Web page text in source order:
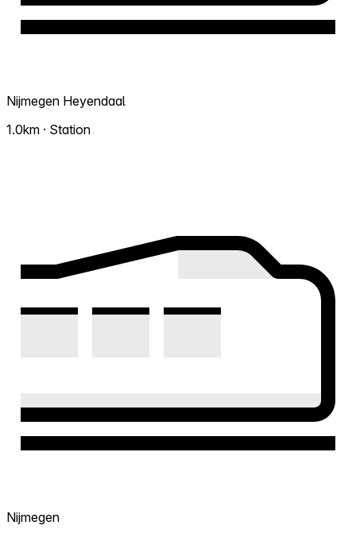
Nijmegen Heyendaal
1.0km · Station
Nijmegen